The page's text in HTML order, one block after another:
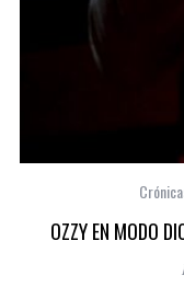
OZZY EN MODO